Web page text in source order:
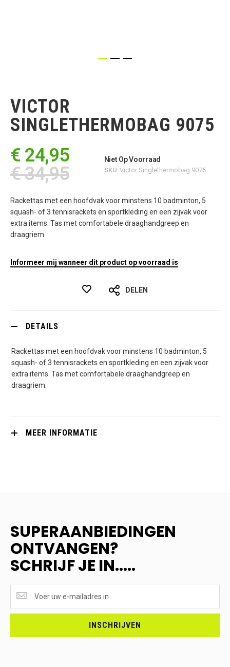
begin
van
de
afbeeldingen-
VICTOR
SINGLETHERMOBAG 9075
€ 24,95
€ 34,95
Niet Op Voorraad
SKU Victor Singlethermobag 9075
Rackettas met een hoofdvak voor minstens 10 badminton, 5
squash- of 3 tennisrackets en sportkleding en een zijvak voor
extra items. Tas met comfortabele draaghandgreep en
draagriem.
Informeer mij wanneer dit product op voorraad is
DELEN
DETAILS
Rackettas met een hoofdvak voor minstens 10 badminton, 5
squash- of 3 tennisrackets en sportkleding en een zijvak voor
extra items. Tas met comfortabele draaghandgreep en
draagriem.
MEER INFORMATIE
SUPERAANBIEDINGEN
ONTVANGEN?
SCHRIJF JE IN.....
ONTVANGEN?
<br>SCHRIJF
INSCHRIJVEN